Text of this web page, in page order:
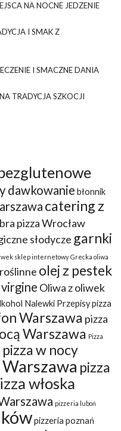
NA NOCNE JEDZENIE
I SMAK Z
I SMACZNE DANIA
TRADYCJA SZKOCJI
dawkowanie błonnik
catering z
pizza Wrocław
słodycze garnki
sklep internetowy Grecka oliwa
olej z pestek
Oliwa z oliwek
Nalewki Przepisypizza
Warszawa pizza
Warszawa Pizza
pizza w nocy
pizza
włoska
pizzeria luboń
pizzeria poznań